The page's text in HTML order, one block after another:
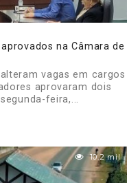
na Câmara de
vagas em cargos
aprovaram dois
feira,...
10.2 mil